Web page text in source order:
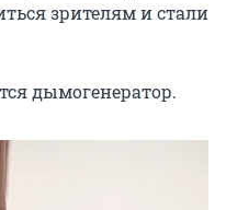
зрителям и стали
дымогенератор.